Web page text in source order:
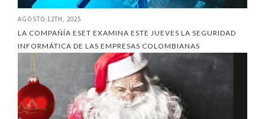
AGOSTO 12TH, 2025
LA COMPAÑÍA ESET EXAMINA ESTE JUEVES LA SEGURIDAD
INFORMÁTICA DE LAS EMPRESAS COLOMBIANAS